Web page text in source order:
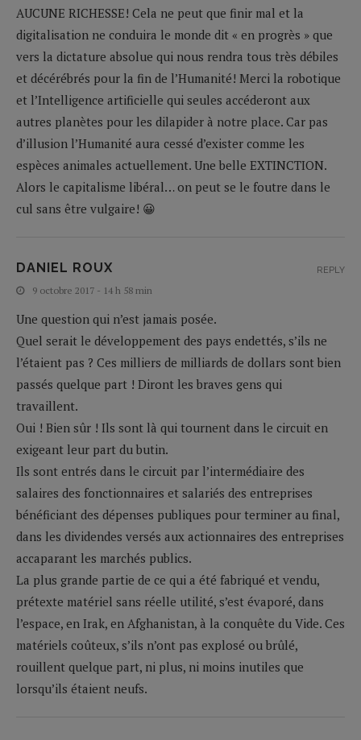
AUCUNE RICHESSE! Cela ne peut que finir mal et la
digitalisation ne conduira le monde dit « en progrès » que
vers la dictature absolue qui nous rendra tous très débiles
et décérébrés pour la fin de l’Humanité! Merci la robotique
et l’Intelligence artificielle qui seules accéderont aux
autres planètes pour les dilapider à notre place. Car pas
d’illusion l’Humanité aura cessé d’exister comme les
espèces animales actuellement. Une belle EXTINCTION.
Alors le capitalisme libéral… on peut se le foutre dans le
cul sans être vulgaire! 😀
DANIEL ROUX
9 octobre 2017 - 14 h 58 min
Une question qui n’est jamais posée.
Quel serait le développement des pays endettés, s’ils ne
l’étaient pas ? Ces milliers de milliards de dollars sont bien
passés quelque part ! Diront les braves gens qui
travaillent.
Oui ! Bien sûr ! Ils sont là qui tournent dans le circuit en
exigeant leur part du butin.
Ils sont entrés dans le circuit par l’intermédiaire des
salaires des fonctionnaires et salariés des entreprises
bénéficiant des dépenses publiques pour terminer au final,
dans les dividendes versés aux actionnaires des entreprises
accaparant les marchés publics.
La plus grande partie de ce qui a été fabriqué et vendu,
prétexte matériel sans réelle utilité, s’est évaporé, dans
l’espace, en Irak, en Afghanistan, à la conquête du Vide. Ces
matériels coûteux, s’ils n’ont pas explosé ou brûlé,
rouillent quelque part, ni plus, ni moins inutiles que
lorsqu’ils étaient neufs.
REPLY